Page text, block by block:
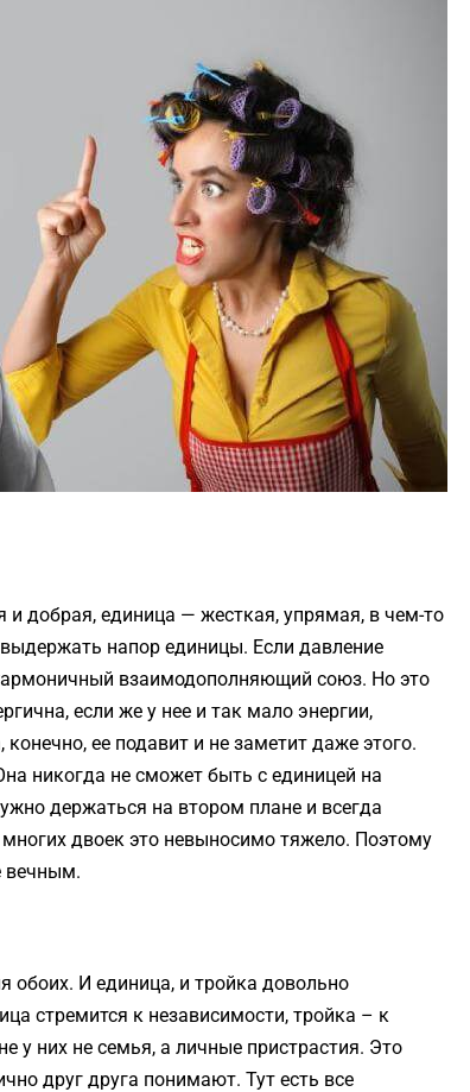
добрая, единица — жесткая, упрямая, в чем-то
напор единицы. Если давление
взаимодополняющий союз. Но это
если же у нее и так мало энергии,
ее подавит и не заметит даже этого.
никогда не сможет быть с единицей на
держаться на втором плане и всегда
двоек это невыносимо тяжело. Поэтому
вечным.
обоих. И единица, и тройка довольно
стремится к независимости, тройка – к
у них не семья, а личные пристрастия. Это
друг друга понимают. Тут есть все